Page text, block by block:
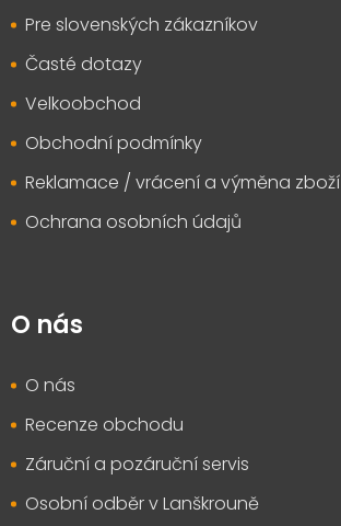
Pre slovenských zákazníkov
Časté dotazy
Velkoobchod
Obchodní podmínky
Reklamace / vrácení a výměna zboží
Ochrana osobních údajů
O nás
O nás
Recenze obchodu
Záruční a pozáruční servis
Osobní odběr v Lanškrouně